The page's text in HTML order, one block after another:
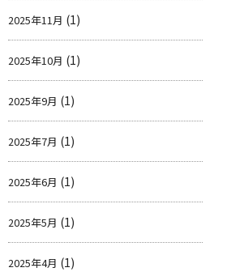
2025年11月 (1)
2025年10月 (1)
2025年9月 (1)
2025年7月 (1)
2025年6月 (1)
2025年5月 (1)
2025年4月 (1)